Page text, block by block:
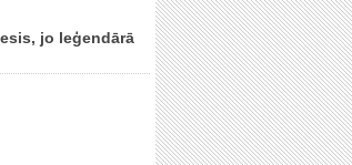
jo leģendārā